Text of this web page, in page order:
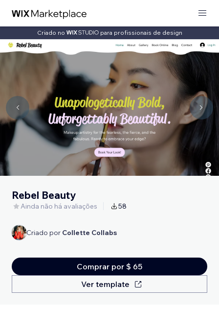
Criado no para profissionais de design
Rebel Beauty
Ainda não há avaliações 58
Criado por Collette Collabs
Comprar por $ 65
Ver template